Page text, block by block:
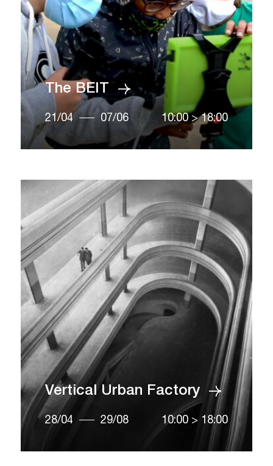
The BEIT
21/04 07/06 10:00 > 18:00
Vertical Urban Factory
28/04 29/08 10:00 > 18:00